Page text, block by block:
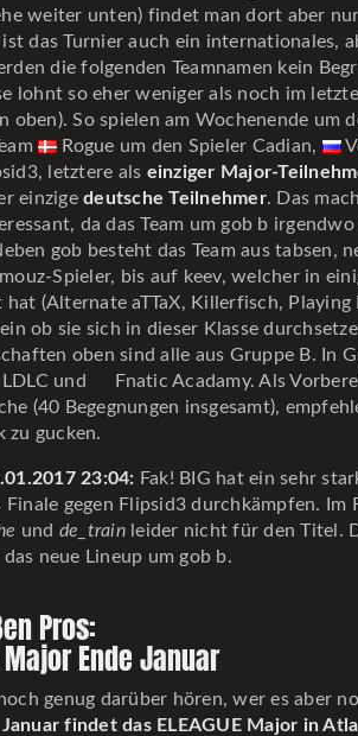
weiter unten) findet man dort aber
ist das Turnier auch ein internationales,
die folgenden Teamnamen kein
lohnt so eher weniger als noch im
oben). So spielen am Wochenende um
Rogue um den Spieler Cadian,
letztere als einziger Major-
einzigedeutsche Teilnehmer. Das
da das Team um gob b
gob besteht das Team aus tabsen,
Spieler, bis auf keev, welcher in
hat (Alternate aTTaX, Killerfisch,
ob sie sich in dieser Klasse
oben sind alle aus Gruppe B. In
LDLC und
Fnatic Acadamy. Als
(40 Begegnungen insgesamt),
zu gucken.
23:04: Fak! BIG hat ein sehr
Finale gegen Flipsid3 durchkämpfen.
und de_trainleider nicht für den Titel.
neue Lineup um gob b.
Pros:
Major Ende Januar
genug darüber hören, wer es aber
findet das ELEAGUE Major in